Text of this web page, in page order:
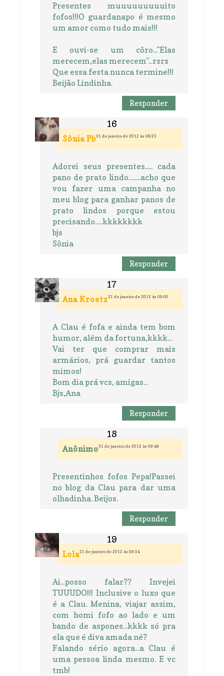
Presentes muuuuuuuuuito
fofos!!!O guardanapo é mesmo
um amor como tudo mais!!!
E ouvi-se um côro..."Elas
merecem,elas merecem"...rsrs
Que essa festa nunca termine!!!
Beijão Lindinha.
Responder
Sônia Pb31 de janeiro de 2012 às 08:23
Adorei seus presentes..... cada
pano de prato lindo........acho que
vou fazer uma campanha no
meu blog para ganhar panos de
prato lindos porque estou
precisando.....kkkkkkkk
bjs
Sônia
Responder
Ana Kroetz31 de janeiro de 2012 às 09:00
A Clau é fofa e ainda tem bom
humor, além da fortuna,kkkk...
Vai ter que comprar mais
armários, prá guardar tantos
mimos!
Bom dia prá vcs, amigas...
Bjs,Ana
Responder
Anônimo31 de janeiro de 2012 às 09:48
Presentinhos fofos Pepa!Passei
no blog da Clau para dar uma
olhadinha. Beijos.
Responder
Lola31 de janeiro de 2012 às 09:54
Ai...posso falar?? Invejei
TUUUDO!!! Inclusive o luxo que
é a Clau. Menina, viajar assim,
com homi fofo ao lado e um
bando de aspones...kkkk só pra
ela que é diva amada né?
Falando sério agora...a Clau é
uma pessoa linda mesmo. E vc
tmb!